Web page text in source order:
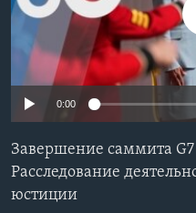
Learning English
СОЦИАЛЬНЫЕ СЕТИ
Языки
No media
0:00
Завершение саммита
Расследование
юстиции